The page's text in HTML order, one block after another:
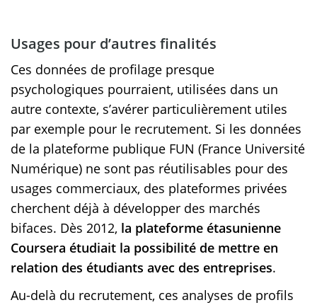
Usages pour d’autres finalités
Ces données de profilage presque
psychologiques pourraient, utilisées dans un
autre contexte, s’avérer particulièrement utiles
par exemple pour le recrutement. Si les données
de la plateforme publique FUN (France Université
Numérique) ne sont pas réutilisables pour des
usages commerciaux, des plateformes privées
cherchent déjà à développer des marchés
bifaces. Dès 2012, la plateforme étasunienne
Coursera étudiait la possibilité de mettre en
relation des étudiants avec des entreprises.
Au-delà du recrutement, ces analyses de profils